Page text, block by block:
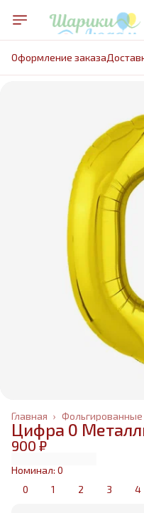
Оформление заказа
Главная ›
Цифра 0
900 ₽
Номинал: 0
0
1 2 3 4